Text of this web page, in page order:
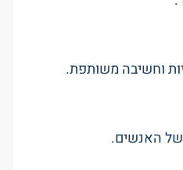
וחשיבה משותפת.
האנשים.